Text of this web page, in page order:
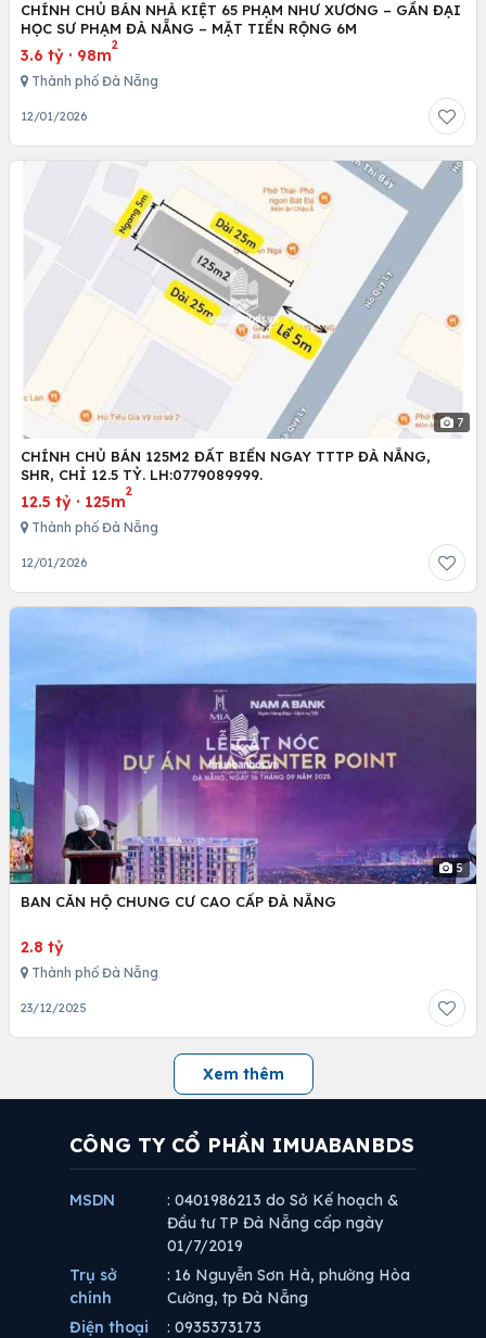
CHÍNH CHỦ BÁN NHÀ KIỆT 65 PHẠM NHƯ XƯƠNG – GẦN ĐẠI
HỌC SƯ PHẠM ĐÀ NẴNG – MẶT TIỀN RỘNG 6M
3.6 tỷ · 98m
2
Thành phố Đà Nẵng
12/01/2026
7
CHÍNH CHỦ BÁN 125M2 ĐẤT BIỂN NGAY TTTP ĐÀ NẴNG,
SHR, CHỈ 12.5 TỶ. LH:0779089999.
12.5 tỷ · 125m
2
Thành phố Đà Nẵng
12/01/2026
5
BAN CĂN HỘ CHUNG CƯ CAO CẤP ĐÀ NẴNG
2.8 tỷ
Thành phố Đà Nẵng
23/12/2025
Xem thêm
CÔNG TY CỔ PHẦN IMUABANBDS
MSDN
: 0401986213 do Sở Kế hoạch &
Đầu tư TP Đà Nẵng cấp ngày
01/7/2019
Trụ sở
chính
: 16 Nguyễn Sơn Hà, phường Hòa
Cường, tp Đà Nẵng
Điện thoại
: 0935373173